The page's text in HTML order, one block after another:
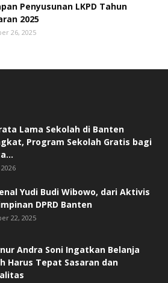
Penyusunan LKPD Tahun
2025
26, 2025
Lama Sekolah di Banten
‎Program Sekolah Gratis bagi
Yudi Budi Wibowo, dari Aktivis
DPRD Banten
22, 2025
Andra Soni Ingatkan Belanja
Harus Tepat Sasaran dan